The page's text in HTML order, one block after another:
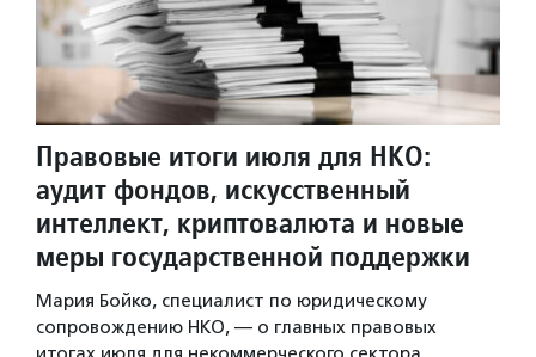
Правовые итоги июля для НКО:
аудит фондов, искусственный
интеллект, криптовалюта и новые
меры государственной поддержки
Мария Бойко, специалист по юридическому
сопровождению НКО, — о главных правовых